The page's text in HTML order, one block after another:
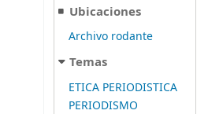
Ubicaciones
Archivo rodante
Temas
ETICA PERIODISTICA
PERIODISMO